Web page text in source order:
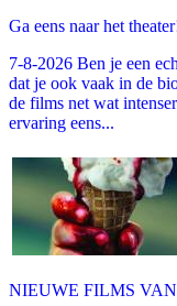
Ga eens naar het
7-8-2026 Ben je een
dat je ook vaak in de
de films net wat
ervaring eens...
NIEUWE FILMS